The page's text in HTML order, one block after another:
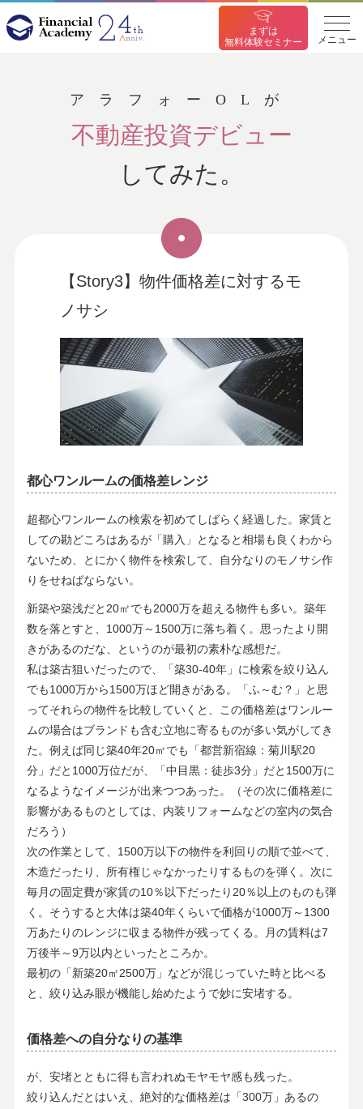
まずは
無料体験セミナー
メニュー
アラフォーOLが
不動産投資デビュー
してみた。
【Story3】物件価格差に対するモ
ノサシ
都心ワンルームの価格差レンジ
超都心ワンルームの検索を初めてしばらく経過した。家賃と
しての勘どころはあるが「購入」となると相場も良くわから
ないため、とにかく物件を検索して、自分なりのモノサシ作
りをせねばならない。
新築や築浅だと20㎡でも2000万を超える物件も多い。築年
数を落とすと、1000万～1500万に落ち着く。思ったより開
きがあるのだな、というのが最初の素朴な感想だ。
私は築古狙いだったので、「築30-40年」に検索を絞り込ん
でも1000万から1500万ほど開きがある。「ふ～む？」と思
ってそれらの物件を比較していくと、この価格差はワンルー
ムの場合はブランドも含む立地に寄るものが多い気がしてき
た。例えば同じ築40年20㎡でも「都営新宿線：菊川駅20
分」だと1000万位だが、「中目黒：徒歩3分」だと1500万に
なるようなイメージが出来つつあった。（その次に価格差に
影響があるものとしては、内装リフォームなどの室内の気合
だろう）
次の作業として、1500万以下の物件を利回りの順で並べて、
木造だったり、所有権じゃなかったりするものを弾く。次に
毎月の固定費が家賃の10％以下だったり20％以上のものも弾
く。そうすると大体は築40年くらいで価格が1000万～1300
万あたりのレンジに収まる物件が残ってくる。月の賃料は7
万後半～9万以内といったところか。
最初の「新築20㎡2500万」などが混じっていた時と比べる
と、絞り込み眼が機能し始めたようで妙に安堵する。
価格差への自分なりの基準
が、安堵とともに得も言われぬモヤモヤ感も残った。
絞り込んだとはいえ、絶対的な価格差は「300万」あるの